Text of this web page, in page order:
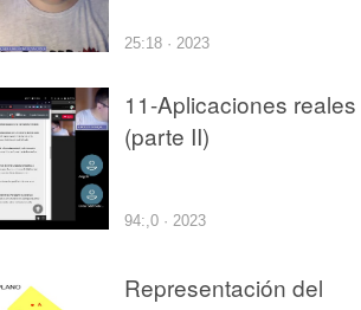
25:18 · 2023
11-Aplicaciones reales
(parte II)
94:,0 · 2023
Representación del